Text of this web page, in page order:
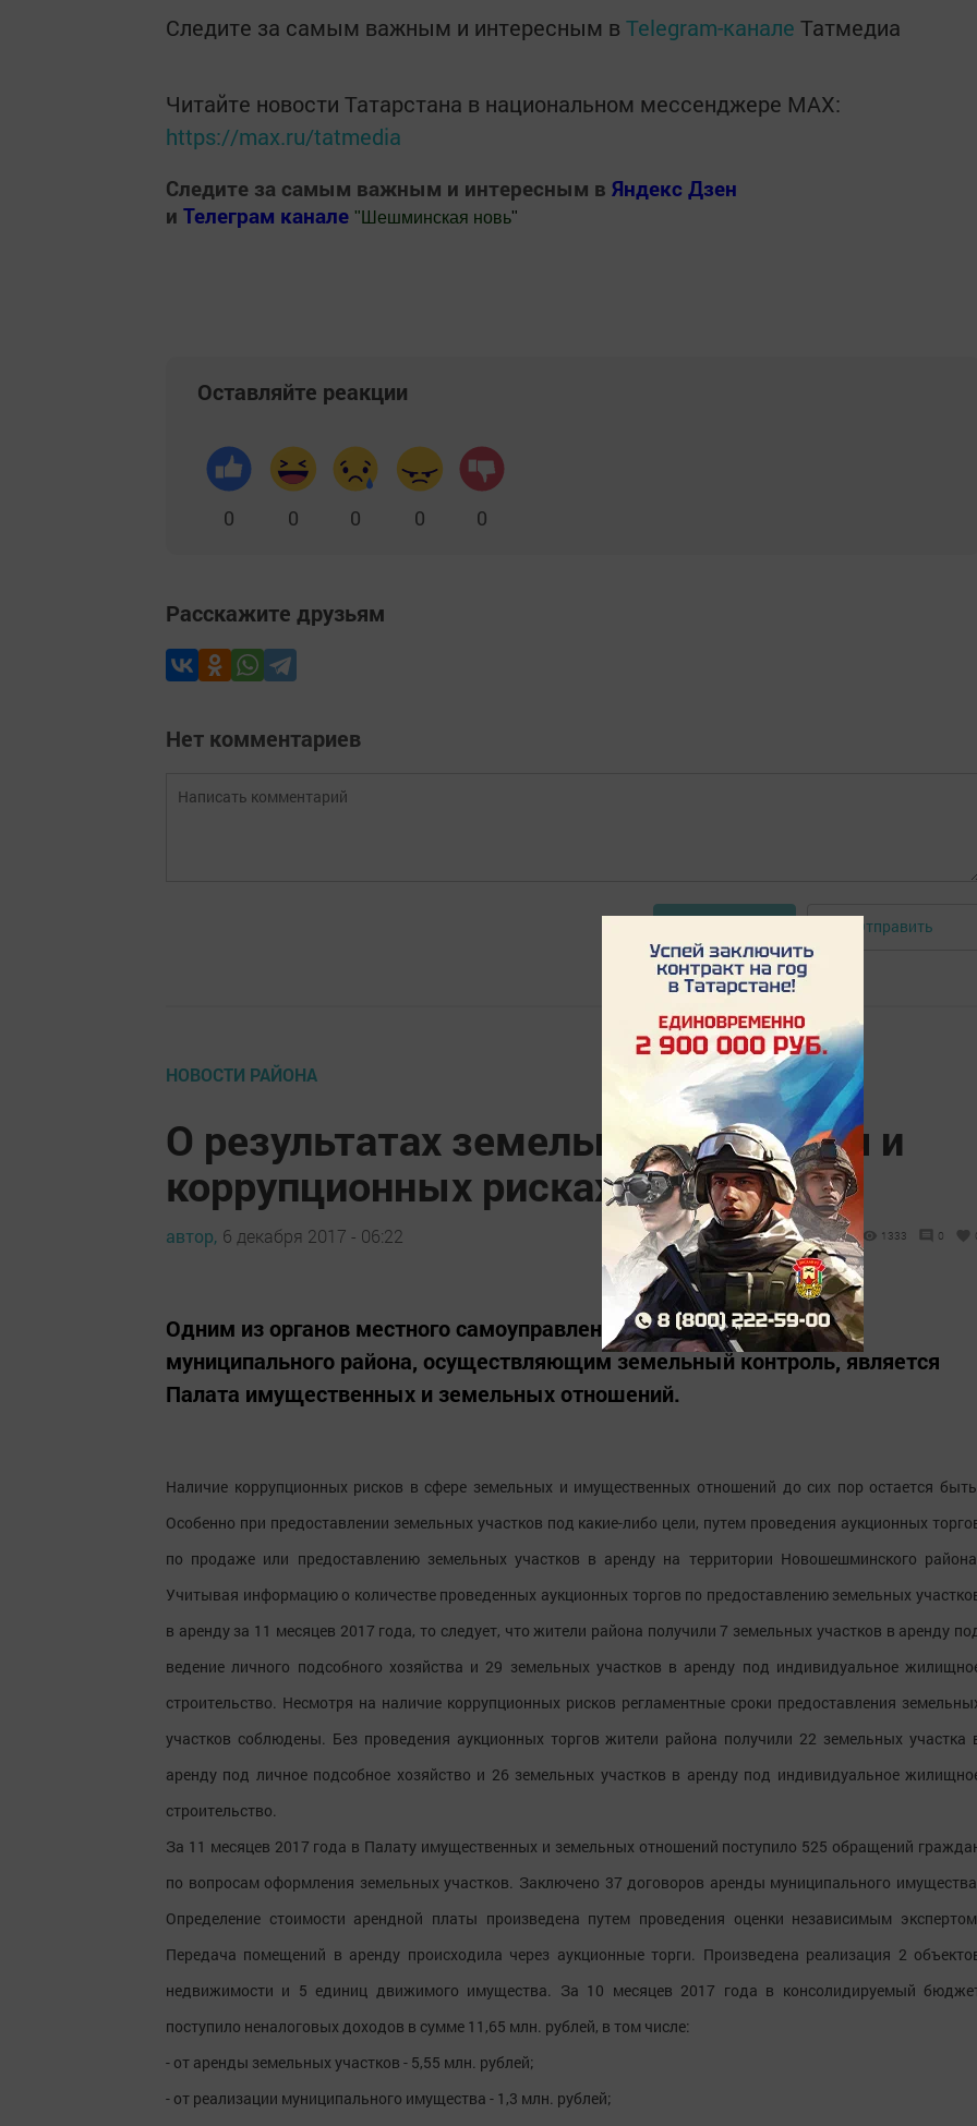
Следите за самым важным и интересным в Telegram-канале Татмедиа
Читайте новости Татарстана в национальном мессенджере MАХ:
https://max.ru/tatmedia
Следите за самым важным и интересным в Яндекс Дзен
и Телеграм канале " Шешминская новь"
Оставляйте реакции
0 0 0 0 0
Расскажите друзьям
Нет комментариев
Отправить
НОВОСТИ РАЙОНА
О результатах земельного контроля и
коррупционных рисках
автор, 6 декабря 2017 - 06:22 1333 0
Одним из органов местного самоуправления Новошешминского
муниципального района, осуществляющим земельный контроль, является
Палата имущественных и земельных отношений.
Наличие коррупционных рисков в сфере земельных и имущественных отношений до сих пор остается быть.
Особенно при предоставлении земельных участков под какие-либо цели, путем проведения аукционных
по продаже или предоставлению земельных участков в аренду на территории Новошешминского района.
Учитывая информацию о количестве проведенных аукционных торгов по предоставлению земельных
в аренду за 11 месяцев 2017 года, то следует, что жители района получили 7 земельных участков в аренду
ведение личного подсобного хозяйства и 29 земельных участков в аренду под индивидуальное
строительство. Несмотря на наличие коррупционных рисков регламентные сроки предоставления
участков соблюдены. Без проведения аукционных торгов жители района получили 22 земельных участка
аренду под личное подсобное хозяйство и 26 земельных участков в аренду под индивидуальное
строительство.
За 11 месяцев 2017 года в Палату имущественных и земельных отношений поступило 525 обращений
по вопросам оформления земельных участков. Заключено 37 договоров аренды муниципального имущества.
Определение стоимости арендной платы произведена путем проведения оценки независимым экспертом.
Передача помещений в аренду происходила через аукционные торги. Произведена реализация 2
недвижимости и 5 единиц движимого имущества. За 10 месяцев 2017 года в консолидируемый
поступило неналоговых доходов в сумме 11,65 млн. рублей, в том числе:
- от аренды земельных участков - 5,55 млн. рублей;
- от реализации муниципального имущества - 1,3 млн. рублей;